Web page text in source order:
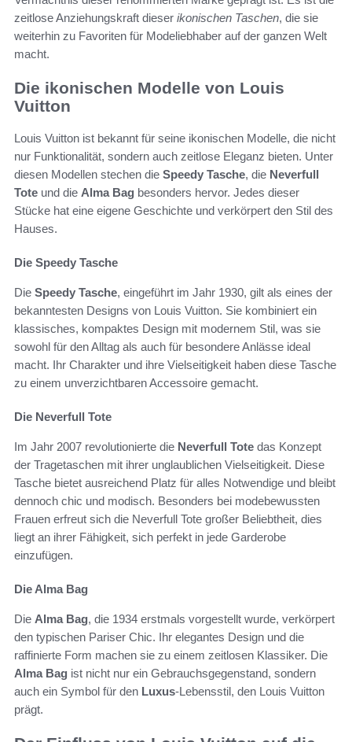
zeitlose Anziehungskraft dieser ikonischen Taschen, die sie
weiterhin zu Favoriten für Modeliebhaber auf der ganzen Welt
macht.
Die ikonischen Modelle von Louis
Vuitton
Louis Vuitton ist bekannt für seine ikonischen Modelle, die nicht
nur Funktionalität, sondern auch zeitlose Eleganz bieten. Unter
diesen Modellen stechen die Speedy Tasche, die Neverfull
Tote und die Alma Bag besonders hervor. Jedes dieser
Stücke hat eine eigene Geschichte und verkörpert den Stil des
Hauses.
Die Speedy Tasche
Die Speedy Tasche, eingeführt im Jahr 1930, gilt als eines der
bekanntesten Designs von Louis Vuitton. Sie kombiniert ein
klassisches, kompaktes Design mit modernem Stil, was sie
sowohl für den Alltag als auch für besondere Anlässe ideal
macht. Ihr Charakter und ihre Vielseitigkeit haben diese Tasche
zu einem unverzichtbaren Accessoire gemacht.
Die Neverfull Tote
Im Jahr 2007 revolutionierte die Neverfull Tote das Konzept
der Tragetaschen mit ihrer unglaublichen Vielseitigkeit. Diese
Tasche bietet ausreichend Platz für alles Notwendige und bleibt
dennoch chic und modisch. Besonders bei modebewussten
Frauen erfreut sich die Neverfull Tote großer Beliebtheit, dies
liegt an ihrer Fähigkeit, sich perfekt in jede Garderobe
einzufügen.
Die Alma Bag
Die Alma Bag, die 1934 erstmals vorgestellt wurde, verkörpert
den typischen Pariser Chic. Ihr elegantes Design und die
raffinierte Form machen sie zu einem zeitlosen Klassiker. Die
Alma Bag ist nicht nur ein Gebrauchsgegenstand, sondern
auch ein Symbol für den Luxus-Lebensstil, den Louis Vuitton
prägt.